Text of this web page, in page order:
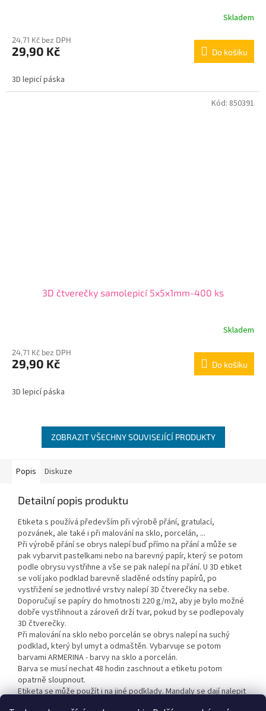
Skladem
24,71 Kč bez DPH
29,90 Kč Do košíku
3D lepicí páska
3D čtverečky samolepicí 5x5x1mm-400 ks
Skladem
24,71 Kč bez DPH
29,90 Kč Do košíku
3D lepicí páska
Kód: 850391
ZOBRAZIT VŠECHNY SOUVISEJÍCÍ PRODUKTY
Popis Diskuze
Detailní popis produktu
Etiketa s používá především při výrobě přání, gratulací,
pozvánek, ale také i při malování na sklo, porcelán, ...
Při výrobě přání se obrys nalepí buď přímo na přání a může se
pak vybarvit pastelkami nebo na barevný papír, který se potom
podle obrysu vystřihne a vše se pak nalepí na přání. U 3D etiket
se volí jako podklad barevně sladěné odstíny papírů, po
vystřižení se jednotlivé vrstvy nalepí 3D čtverečky na sebe.
Doporučují se papíry do hmotnosti 220 g/m2, aby je bylo možné
dobře vystřihnout a zároveň drží tvar, pokud by se podlepovaly
3D čtverečky.
Při malování na sklo nebo porcelán se obrys nalepí na suchý
podklad, který byl umyt a odmaštěn. Vybarvuje se potom
barvami ARMERINA - barvy na sklo a porcelán.
Barva se musí nechat 48 hodin zaschnout a etiketu potom
opatrně sloupnout.
Etiketa se může použít i na jiné podklady. Mandaly se dají nalepit